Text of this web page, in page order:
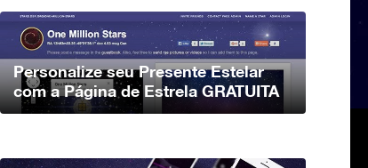
Personalize seu Presente Estelar
com a Página de Estrela GRATUITA